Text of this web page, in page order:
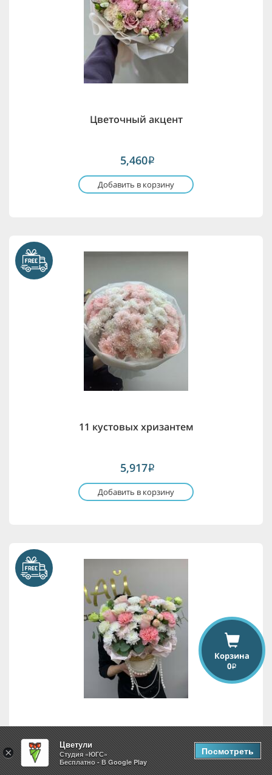
Цветочный акцент
5,460i
Добавить в корзину
11 кустовых хризантем
5,917i
Добавить в корзину
Цветочная феерия
Корзина
0i
×
Цветули
Студия «ЮГС»
Бесплатно - В Google Play
Посмотреть